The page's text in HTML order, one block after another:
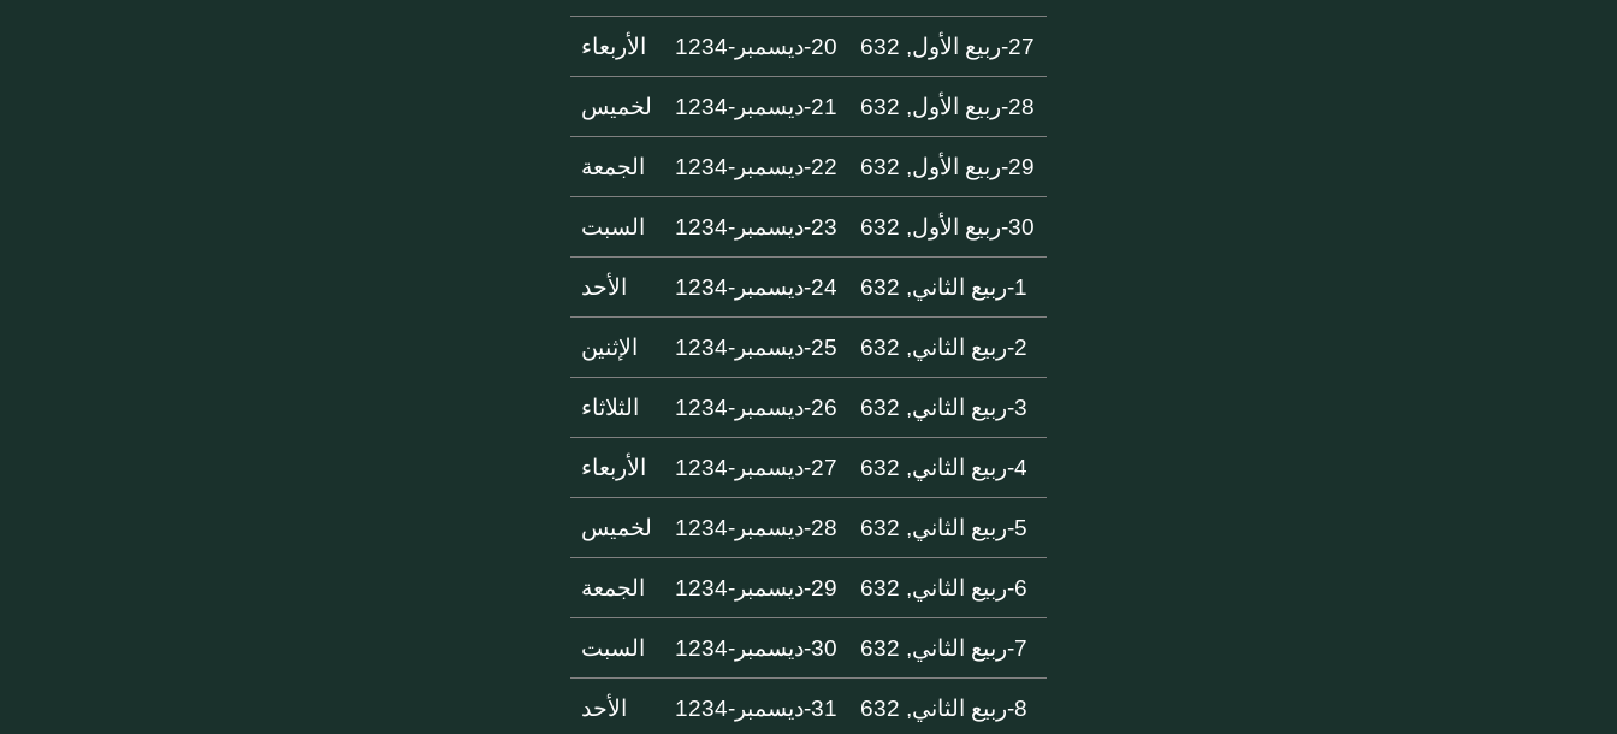
27-ربيع الأول, 632 20-ديسمبر-1234 الأربعاء
28-ربيع الأول, 632 21-ديسمبر-1234 لخميس
29-ربيع الأول, 632 22-ديسمبر-1234 الجمعة
30-ربيع الأول, 632 23-ديسمبر-1234 السبت
1-ربيع الثاني, 632 24-ديسمبر-1234 الأحد
2-ربيع الثاني, 632 25-ديسمبر-1234 الإثنين
3-ربيع الثاني, 632 26-ديسمبر-1234 الثلاثاء
4-ربيع الثاني, 632 27-ديسمبر-1234 الأربعاء
5-ربيع الثاني, 632 28-ديسمبر-1234 لخميس
6-ربيع الثاني, 632 29-ديسمبر-1234 الجمعة
7-ربيع الثاني, 632 30-ديسمبر-1234 السبت
8-ربيع الثاني, 632 31-ديسمبر-1234 الأحد